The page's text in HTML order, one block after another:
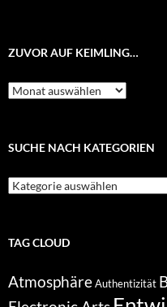
ZUVOR AUF KEIMLING…
Zuvor
auf
SUCHE NACH KATEGORIEN
Suche
nach
TAG CLOUD
Atmosphäre Authentizität